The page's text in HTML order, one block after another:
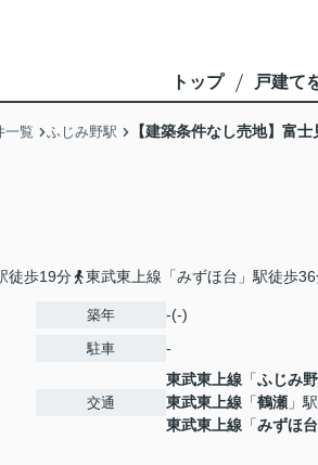
トップ 戸建て
一覧 ふじみ野駅 【建築条件なし売地】富
徒歩19分 東武東上線「みずほ台」駅徒歩
築年 -(-)
駐車 -
交通
東武東上線 「ふじみ野
東武東上線 「鶴瀬 」
東武東上線 「みずほ台